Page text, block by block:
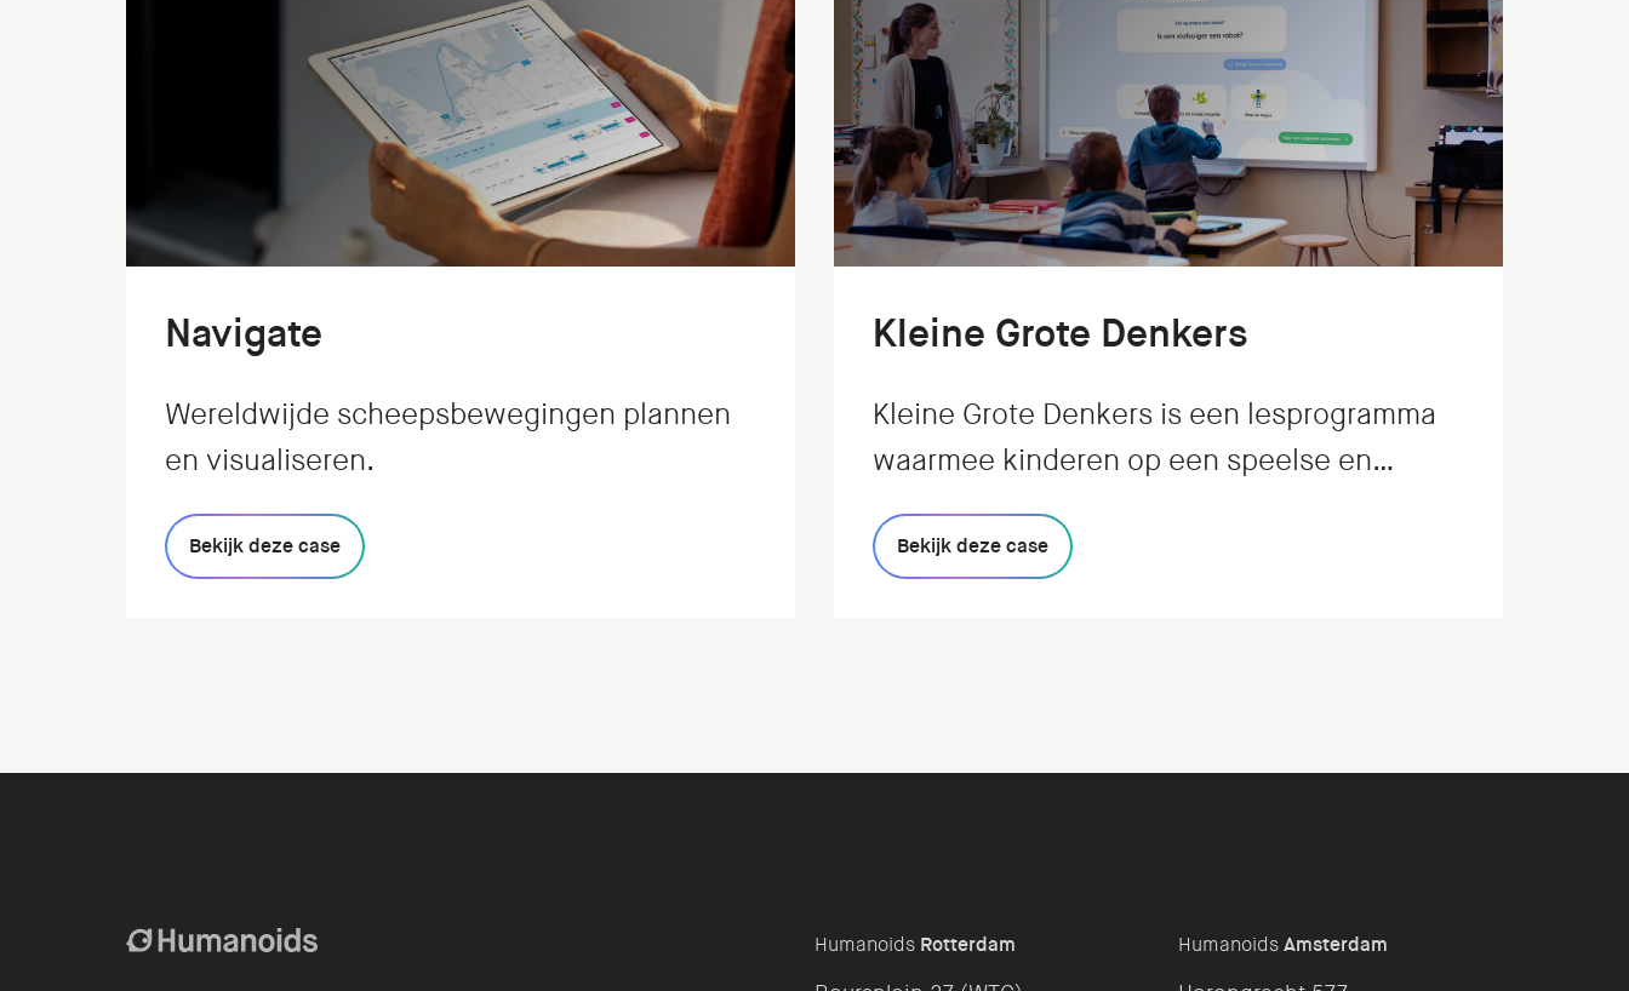
Navigate
Wereldwijde scheepsbewegingen plannen
en visualiseren.
Bekijk deze case
Kleine Grote Denkers
Kleine Grote Denkers is een lesprogramma
waarmee kinderen op een speelse en
interactieve manier leren filosoferen: de
Verwondermethode. Wij realiseerden de app
Bekijk deze case
Humanoids Rotterdam HumanoidsAmsterdam